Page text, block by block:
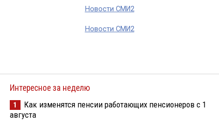
Новости СМИ2
Новости СМИ2
Интересное за неделю
1
Как изменятся пенсии работающих пенсионеров с 1
августа